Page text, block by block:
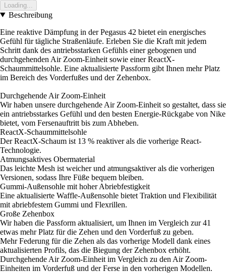
Loading...
Beschreibung
Eine reaktive Dämpfung in der Pegasus 42 bietet ein energisches
Gefühl für tägliche Straßenläufe. Erleben Sie die Kraft mit jedem
Schritt dank des antriebsstarken Gefühls einer gebogenen und
durchgehenden Air Zoom-Einheit sowie einer ReactX-
Schaummittelsohle. Eine aktualisierte Passform gibt Ihnen mehr Platz
im Bereich des Vorderfußes und der Zehenbox.
Durchgehende Air Zoom-Einheit
Wir haben unsere durchgehende Air Zoom-Einheit so gestaltet, dass sie
ein antriebsstarkes Gefühl und den besten Energie-Rückgabe von Nike
bietet, vom Fersenauftritt bis zum Abheben.
ReactX-Schaummittelsohle
Der ReactX-Schaum ist 13 % reaktiver als die vorherige React-
Technologie.
Atmungsaktives Obermaterial
Das leichte Mesh ist weicher und atmungsaktiver als die vorherigen
Versionen, sodass Ihre Füße bequem bleiben.
Gummi-Außensohle mit hoher Abriebfestigkeit
Eine aktualisierte Waffle-Außensohle bietet Traktion und Flexibilität
mit abriebfestem Gummi und Flexrillen.
Große Zehenbox
Wir haben die Passform aktualisiert, um Ihnen im Vergleich zur 41
etwas mehr Platz für die Zehen und den Vorderfuß zu geben.
Mehr Federung für die Zehen als das vorherige Modell dank eines
aktualisierten Profils, das die Biegung der Zehenbox erhöht.
Durchgehende Air Zoom-Einheit im Vergleich zu den Air Zoom-
Einheiten im Vorderfuß und der Ferse in den vorherigen Modellen.